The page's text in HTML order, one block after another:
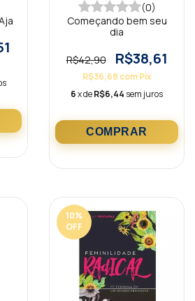
(0)
Começando bem seu
dia
R$42,90 R$38,61
R$36,68 com Pix
6x deR$6,44 sem juros
10%
OFF